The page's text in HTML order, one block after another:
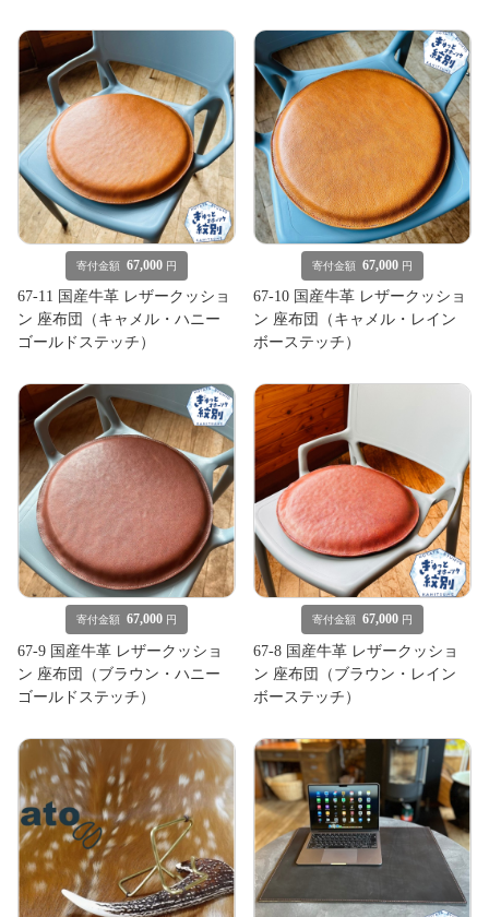
寄付金額 67,000 円
67-11 国産牛革 レザークッショ
ン 座布団（キャメル・ハニー
ゴールドステッチ）
寄付金額 67,000 円
67-10 国産牛革 レザークッショ
ン 座布団（キャメル・レイン
ボーステッチ）
寄付金額 67,000 円
67-9 国産牛革 レザークッショ
ン 座布団（ブラウン・ハニー
ゴールドステッチ）
寄付金額 67,000 円
67-8 国産牛革 レザークッショ
ン 座布団（ブラウン・レイン
ボーステッチ）